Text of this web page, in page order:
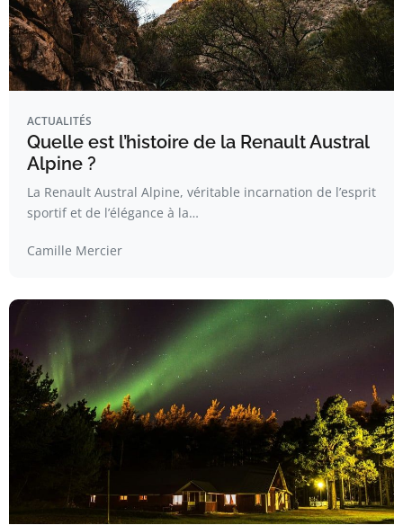
ACTUALITÉS
Quelle est l’histoire de la Renault Austral
Alpine ?
La Renault Austral Alpine, véritable incarnation de l’esprit
sportif et de l’élégance à la…
Camille Mercier